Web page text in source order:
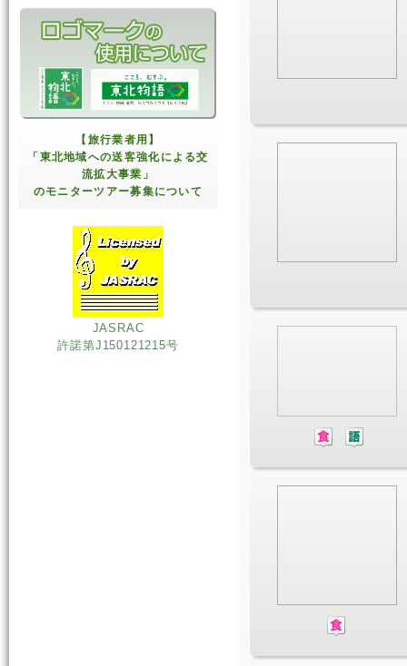
【旅行業者用】
「東北地域への送客強化による交
流拡大事業」
のモニターツアー募集について
JASRAC
許諾第J150121215号